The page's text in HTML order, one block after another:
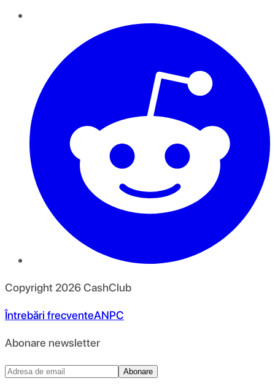
Copyright 2026CashClub
Întrebări frecventeANPC
Abonare newsletter
Abonare